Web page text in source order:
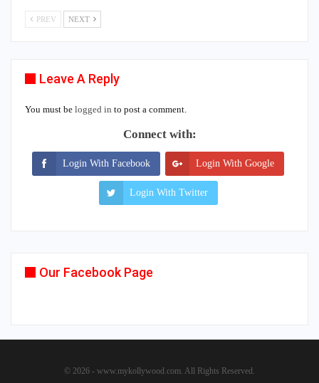
PREV NEXT
Leave A Reply
You must be logged in to post a comment.
Connect with:
Login With Facebook Login With Google
Login With Twitter
Our Facebook Page
© 2026 - www.mykollywood.com. All Rights Reserved.